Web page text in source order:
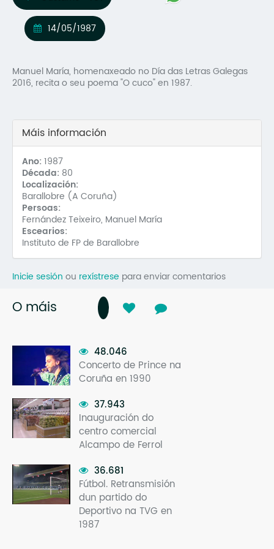
14/05/1987
Manuel María, homenaxeado no Día das Letras Galegas
2016, recita o seu poema "O cuco" en 1987.
Máis información
Ano: 1987
Década: 80
Localización:
Barallobre (A Coruña)
Persoas:
Fernández Teixeiro, Manuel María
Escearios:
Instituto de FP de Barallobre
Inicie sesión ou rexístrese para enviar comentarios
O máis
48.046
Concerto de Prince na
Coruña en 1990
37.943
Inauguración do
centro comercial
Alcampo de Ferrol
36.681
Fútbol. Retransmisión
dun partido do
Deportivo na TVG en
1987